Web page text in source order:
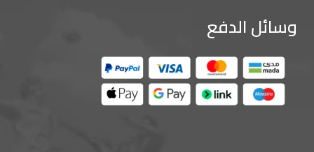
وسائل الدفع